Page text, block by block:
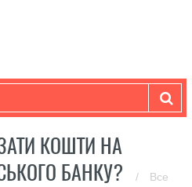
КОШТИ НА
БАНКУ?
/ Все